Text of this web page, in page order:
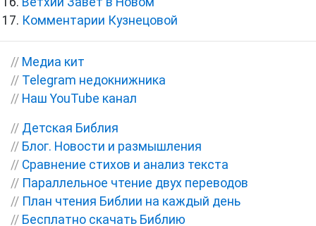
Комментарии Кузнецовой
// Медиа кит
// Telegram недокнижника
// Наш YouTube канал
// Детская Библия
// Блог. Новости и размышления
// Сравнение стихов и анализ текста
// Параллельное чтение двух переводов
// План чтения Библии на каждый день
// Бесплатно скачать Библию